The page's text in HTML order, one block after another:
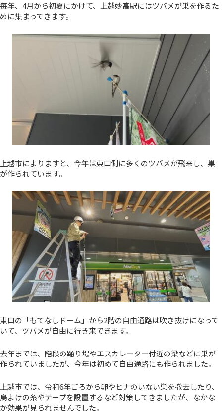
毎年、4月から初夏にかけて、上越妙高駅にはツバメが巣を作るた
めに集まってきます。
上越市によりますと、今年は東口側に多くのツバメが飛来し、巣
が作られています。
東口の「もてなしドーム」から2階の自由通路は吹き抜けになって
いて、ツバメが自由に行き来できます。
去年までは、階段の踊り場やエスカレーター付近の梁などに巣が
作られていましたが、今年は初めて自由通路にも作られました。
上越市では、令和6年ごろから卵やヒナのいない巣を撤去したり、
鳥よけの糸やテープを設置するなど対策してきましたが、なかな
か効果が見られませんでした。